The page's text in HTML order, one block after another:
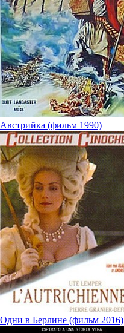
Австрийка (фильм 1990)
Одни в Берлине (фильм 2016)